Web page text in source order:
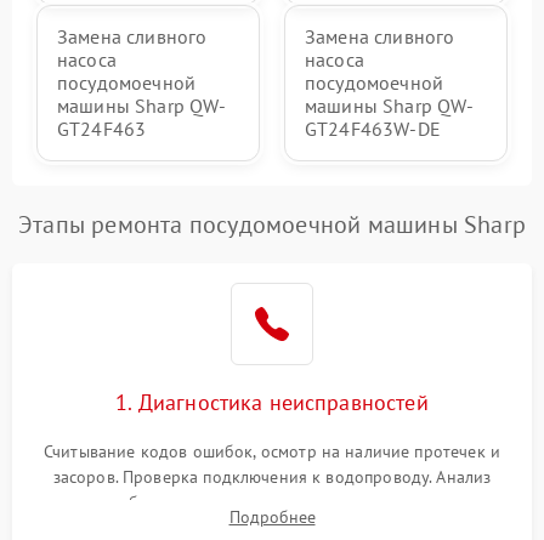
Замена сливного
насоса
посудомоечной
машины Sharp QW-
GT24F463
Замена сливного
насоса
посудомоечной
машины Sharp QW-
GT24F463W-DE
Этапы ремонта посудомоечной машины Sharp
1. Диагностика неисправностей
Считывание кодов ошибок, осмотр на наличие протечек и
засоров. Проверка подключения к водопроводу. Анализ
жалоб на отсутствие слива, нагрева, вращения
разбрызгивателей или срабатывание системы защиты
Подробнее